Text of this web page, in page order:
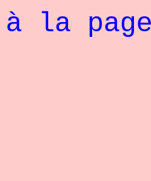
à la